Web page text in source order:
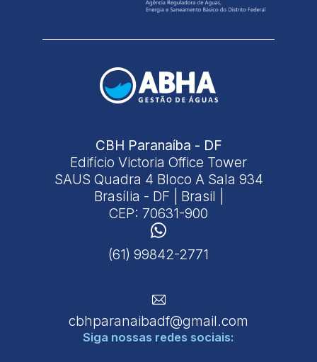
CBH Paranaíba - DF
Edifício Victoria Office Tower
SAUS Quadra 4 Bloco A Sala 934
Brasília - DF | Brasil |
CEP: 70631-900
(61) 99842-2771
cbhparanaibadf@gmail.com
Siga nossas redes sociais: